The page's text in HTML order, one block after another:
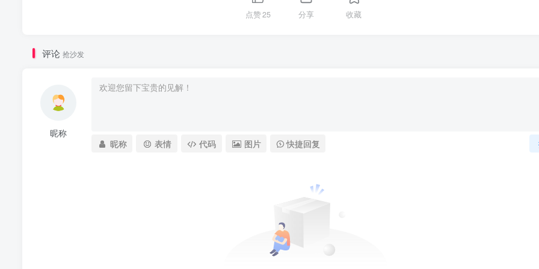
点赞25 分享 收藏
评论 抢沙发
昵称
昵称 表情 代码 图片 快捷回复